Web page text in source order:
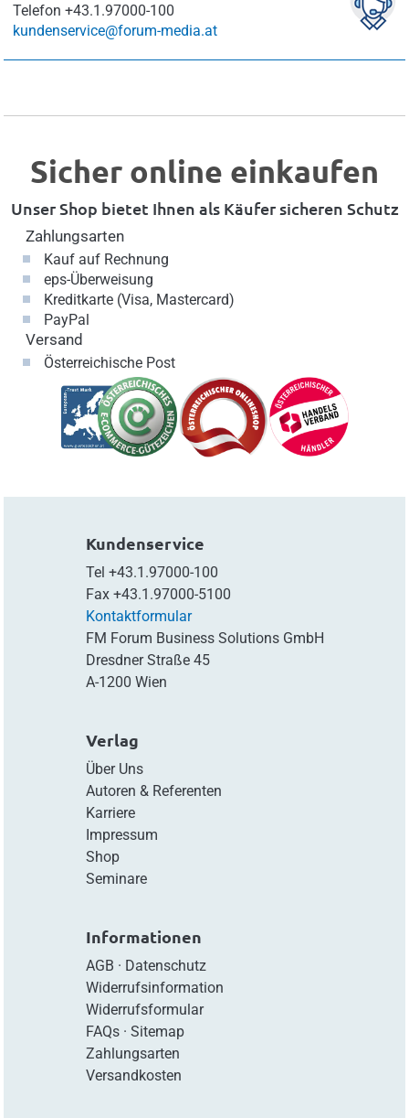
Telefon +43.1.97000-100
kundenservice@forum-media.at
Sicher online einkaufen
Unser Shop bietet Ihnen als Käufer sicheren Schutz
Zahlungsarten
Kauf auf Rechnung
eps-Überweisung
Kreditkarte (Visa, Mastercard)
PayPal
Versand
Österreichische Post
Kundenservice
Tel +43.1.97000-100
Fax +43.1.97000-5100
Kontaktformular
FM Forum Business Solutions GmbH
Dresdner Straße 45
A-1200 Wien
Verlag
Über Uns
Autoren & Referenten
Karriere
Impressum
Shop
Seminare
Informationen
AGB · Datenschutz
Widerrufsinformation
Widerrufsformular
FAQs· Sitemap
Zahlungsarten
Versandkosten